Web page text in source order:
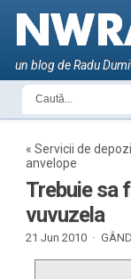
un blog de Radu
«Servicii de
anvelope
Trebuie sa
vuvuzela
21 Jun 2010 ·